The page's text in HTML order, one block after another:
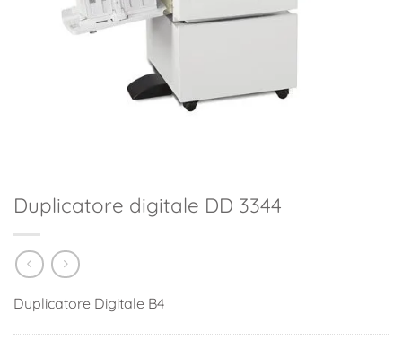
Duplicatore digitale DD 3344
Duplicatore Digitale B4